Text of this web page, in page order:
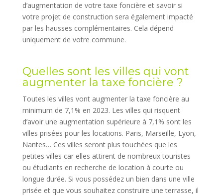
d’augmentation de votre taxe foncière et savoir si
votre projet de construction sera également impacté
par les hausses complémentaires. Cela dépend
uniquement de votre commune.
Quelles sont les villes qui vont
augmenter la taxe foncière ?
Toutes les villes vont augmenter la taxe foncière au
minimum de 7,1% en 2023. Les villes qui risquent
d’avoir une augmentation supérieure à 7,1% sont les
villes prisées pour les locations. Paris, Marseille, Lyon,
Nantes… Ces villes seront plus touchées que les
petites villes car elles attirent de nombreux touristes
ou étudiants en recherche de location à courte ou
longue durée. Si vous possédez un bien dans une ville
prisée et que vous souhaitez construire une terrasse, il